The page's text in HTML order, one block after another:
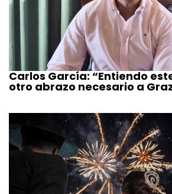
Carlos García: “Entiendo
otro abrazo necesario a